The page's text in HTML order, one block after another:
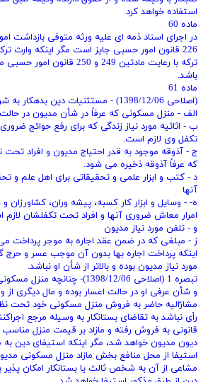
استفاده خواهد کرد.
ماده 60
در اجرای اسناد ذمه‌ ای علیه ورثه متوفی بازداشت
226 قانون امور حسبی جایز است مگر اینکه وارث
ترکه با رعایت مادتین 249 و 250
باشد.
ماده 61
(اصلاحی 1398/12/06) - مستثنیات دین بدهکار به شرح ذیل است.
الف - منزل مسکونی که عرفاً در شأن مدیون در حالت
ب - اثاثیه مورد نیاز زندگی که برای رفع حوائج
تکفل وی لازم است.
ج - آذوقه موجود به قدر احتیاج مدیون و افراد
که عرفاً آذوقه ذخیره می ‌شود.
د - کتب و ابزار علمی و تحقیقاتی برای اهل علم و
آنها
ه- - وسایل و ابزار کار کسبه، پیشه وران،
امرار معاش ضروری آنها و افراد تحت تکفلشان
و - تلفن مورد نیاز مدیون
ز - مبلغی که در ضمن عقد اجاره به موجر پرداخت
اینکه پرداخت اجاره بها بدون آن موجب عسر و حرج
مورد نیاز مدیون بوده و بالاتر از شأن او نباشد.
تبصره 1 (اصلاحی 1398/12/06)-
و شأن عرفی او در حالت اعسار بوده و مال دیگری
مشارٌالیه حاضر به فروش منزل مسکونی خود تحت
رأی نباشد به تقاضای بستانکار به وسیله مرجع
قانونی به فروش رفته و مازاد بر قیمت منزل
دیون مدیون خواهد شد، مگر اینکه استیفای دین
استیفا از محل منافع بخش مازاد منزل مسکونی
مشاعی از آن به شخص ثالث یا بستانکار امکان